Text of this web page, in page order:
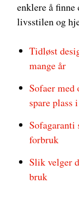
enklere å finne
livsstilen og
Tidløst
mange år
Sofaer med
spare plass
forbruk
Slik velger
bruk